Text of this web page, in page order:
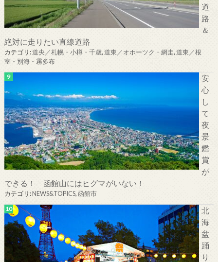
道
路
＆
絶対に走りたい直線道路
カテゴリ:道央／札幌・小樽・千歳,道東／オホーツク・網走,道東／根
室・別海・霧多布
安
心
し
て
夜
景
鑑
賞
が
できる！ 函館山にはヒグマがいない！
カテゴリ:NEWS&TOPICS,函館市
北
海
盆
踊
り